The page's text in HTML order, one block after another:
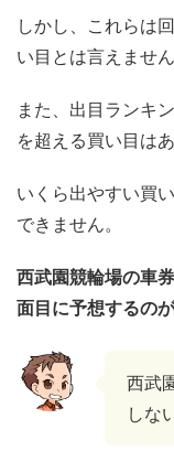
しかし、これらは
い目とは言えません
また、出目ランキ
を超える買い目は
いくら出やすい買
できません。
西武園競輪場の車
面目に予想するの
西武
しな